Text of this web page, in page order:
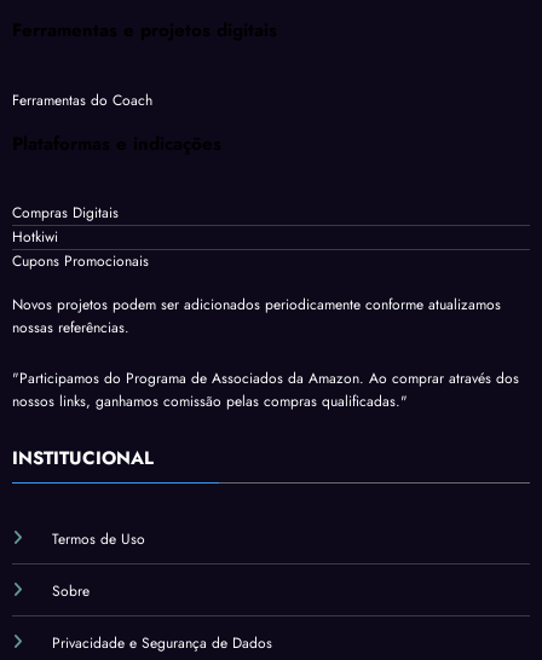
Ferramentas e projetos digitais
Ferramentas do Coach
Plataformas e indicações
Compras Digitais
Hotkiwi
Cupons Promocionais
Novos projetos podem ser adicionados periodicamente conforme atualizamos
nossas referências.
"Participamos do Programa de Associados da Amazon. Ao comprar através dos
nossos links, ganhamos comissão pelas compras qualificadas."
INSTITUCIONAL
Termos de Uso
Sobre
Privacidade e Segurança de Dados